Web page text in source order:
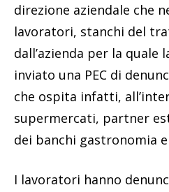
direzione aziendale che
lavoratori, stanchi del
dall’azienda per la quale
inviato una PEC di
che ospita infatti,
supermercati, partner
dei banchi gastronomia
I lavoratori hanno